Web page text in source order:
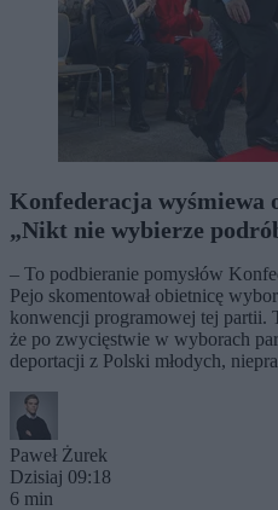
Konfederacja wyśmiewa
„Nikt nie wybierze
– To podbieranie pomysłów
Pejo skomentował obietnicę
konwencji programowej tej partii.
że po zwycięstwie w wyborach
deportacji z Polski młodych,
Paweł Żurek
Dzisiaj 09:18
6 min